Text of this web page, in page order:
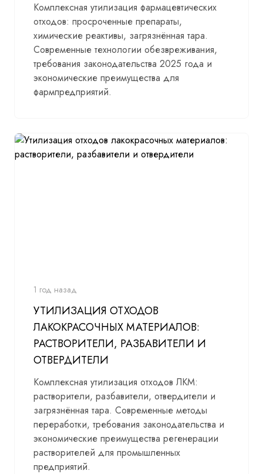
Комплексная утилизация фармацевтических
отходов: просроченные препараты,
химические реактивы, загрязнённая тара.
Современные технологии обезвреживания,
требования законодательства 2025 года и
экономические преимущества для
фармпредприятий.
1 год назад
УТИЛИЗАЦИЯ ОТХОДОВ
ЛАКОКРАСОЧНЫХ МАТЕРИАЛОВ:
РАСТВОРИТЕЛИ, РАЗБАВИТЕЛИ И
ОТВЕРДИТЕЛИ
Комплексная утилизация отходов ЛКМ:
растворители, разбавители, отвердители и
загрязнённая тара. Современные методы
переработки, требования законодательства и
экономические преимущества регенерации
растворителей для промышленных
предприятий.